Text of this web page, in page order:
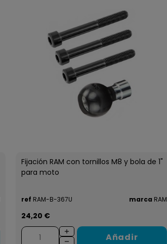
Fijación RAM con tornillos M8 y bola de 1"
para moto
ref RAM-B-367U marca RAM
24,20 €
Añadir